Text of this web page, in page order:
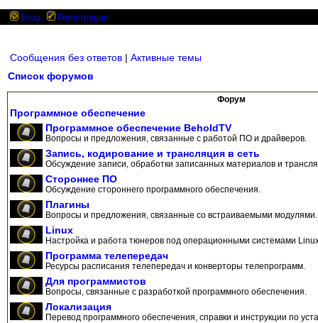
Вход Регистрация
Сообщения без ответов | Активные темы
Список форумов
Форум
Программное обеспечение
Программное обеспечение BeholdTV
Вопросы и предложения, связанные с работой ПО и драйверов.
Запись, кодирование и трансляция в сеть
Обсуждение записи, обработки записанных материалов и
Стороннее ПО
Обсуждение стороннего программного обеспечения.
Плагины
Вопросы и предложения, связанные со встраиваемыми модулями.
Linux
Настройка и работа тюнеров под операционными системами
Программа телепередач
Ресурсы расписания телепередач и конверторы телепрограмм.
Для программистов
Вопросы, связанные с разработкой программного обеспечения.
Локализация
Перевод программного обеспечения, справки и инструкции по